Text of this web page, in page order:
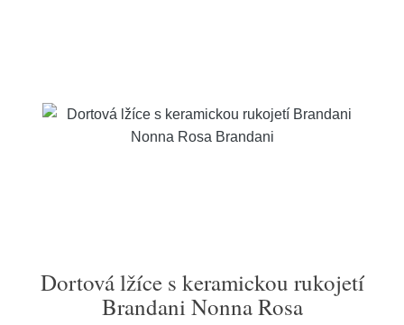
Dortová lžíce s keramickou rukojetí
Brandani Nonna Rosa